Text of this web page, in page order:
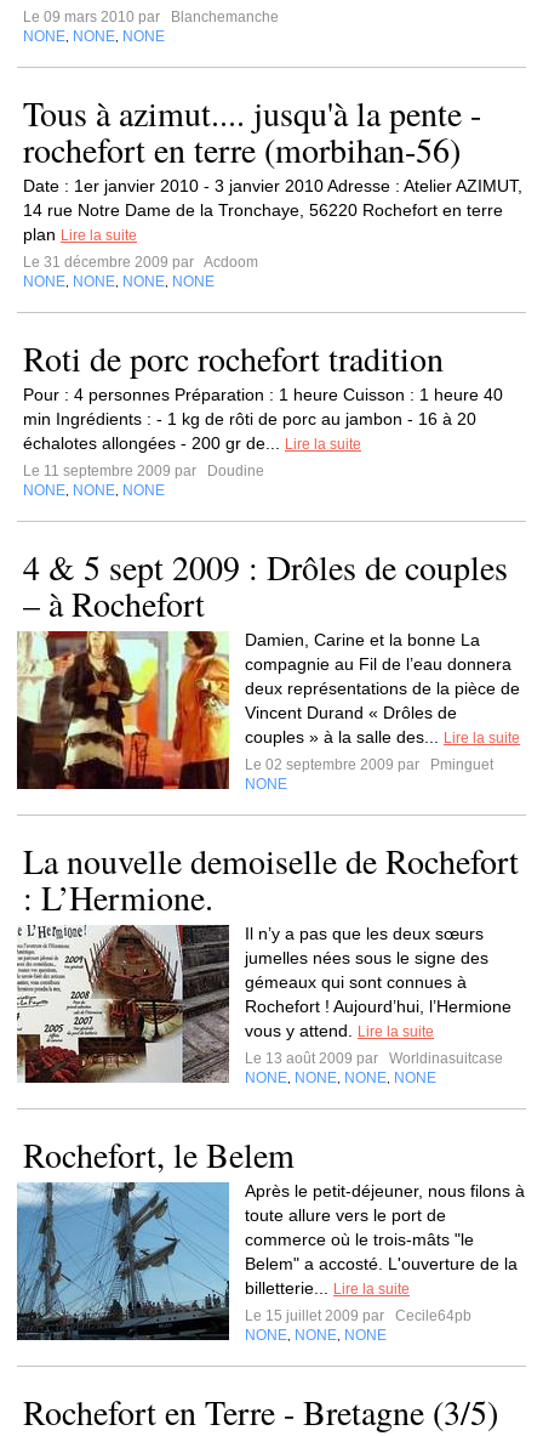
Le 09 mars 2010 par
Blanchemanche
NONE NONE NONE
Tous à azimut.... jusqu'à la pente -
rochefort en terre (morbihan-56)
Date : 1er janvier 2010 - 3 janvier 2010 Adresse : Atelier AZIMUT,
14 rue Notre Dame de la Tronchaye, 56220 Rochefort en terre
plan Lire la suite
Le 31 décembre 2009 par Acdoom
NONE NONE NONE NONE
Roti de porc rochefort tradition
Pour : 4 personnes Préparation : 1 heure Cuisson : 1 heure 40
min Ingrédients : - 1 kg de rôti de porc au jambon - 16 à 20
échalotes allongées - 200 gr de...
Lire la suite
Le 11 septembre 2009 par
Doudine
NONE NONE NONE
4 & 5 sept 2009 : Drôles de couples
– à Rochefort
Damien, Carine et la bonne La
compagnie au Fil de l’eau donnera
deux représentations de la pièce de
Vincent Durand « Drôles de
couples » à la salle des...
Lire la suite
Le 02 septembre 2009 par
Pminguet
NONE
La nouvelle demoiselle de Rochefort
: L’Hermione.
Il n’y a pas que les deux sœurs
jumelles nées sous le signe des
gémeaux qui sont connues à
Rochefort ! Aujourd’hui, l’Hermione
vous y attend.
Lire la suite
Le 13 août 2009 par
Worldinasuitcase
NONE NONE NONE NONE
Rochefort, le Belem
Après le petit-déjeuner, nous filons à
toute allure vers le port de
commerce où le trois-mâts "le
Belem" a accosté. L'ouverture de la
billetterie...
Lire la suite
Le 15 juillet 2009 par
Cecile64pb
NONE NONE NONE
Rochefort en Terre - Bretagne (3/5)